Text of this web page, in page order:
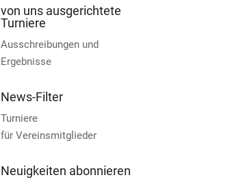
von uns ausgerichtete
Turniere
Ausschreibungen und
Ergebnisse
News-Filter
Turniere
für Vereinsmitglieder
Neuigkeiten abonnieren